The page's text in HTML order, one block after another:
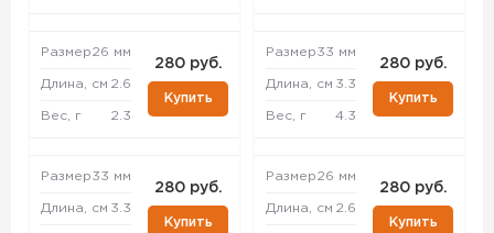
Размер26 мм
Длина, см 2.6
Вес, г 2.3
280 руб.
Купить
Размер33 мм
Длина, см 3.3
280 руб.
Купить
Размер33 мм
Длина, см 3.3
Вес, г 4.3
280 руб.
Купить
Размер26 мм
Длина, см 2.6
280 руб.
Купить